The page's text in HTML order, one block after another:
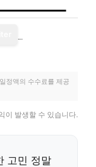
정액의 수수료를 제공
이 발생할 수 있습니다.
고민 정말